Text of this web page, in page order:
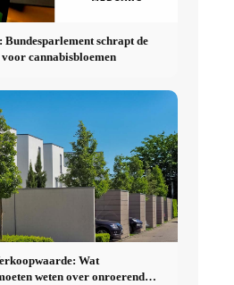
Bundesparlement schrapt de
cannabisbloemen
Wat
weten over onroerend